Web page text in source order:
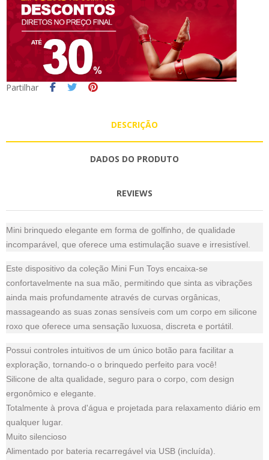
Partilhar
DESCRIÇÃO
DADOS DO PRODUTO
REVIEWS
Mini brinquedo elegante em forma de golfinho, de qualidade
incomparável, que oferece uma estimulação suave e irresistível.
Este dispositivo da coleção Mini Fun Toys encaixa-se
confortavelmente na sua mão, permitindo que sinta as vibrações
ainda mais profundamente através de curvas orgânicas,
massageando as suas zonas sensíveis com um corpo em silicone
roxo que oferece uma sensação luxuosa, discreta e portátil.
Possui controles intuitivos de um único botão para facilitar a
exploração, tornando-o o brinquedo perfeito para você!
Silicone de alta qualidade, seguro para o corpo, com design
ergonômico e elegante.
Totalmente à prova d'água e projetada para relaxamento diário em
qualquer lugar.
Muito silencioso
Alimentado por bateria recarregável via USB (incluída).